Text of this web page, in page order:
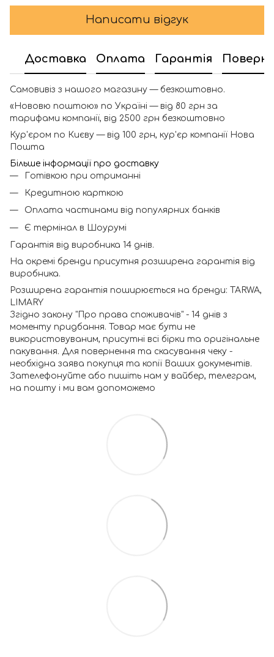
Написати відгук
Доставка Оплата Гарантія
Самовивіз з нашого магазину — безкоштовно.
«Нововю поштою» по Україні — від 80 грн за
тарифами компанії, від 2500 грн безкоштовно
Кур'єром по Києву — від 100 грн, кур'єр компанії Нова
Пошта
Більше інформації про доставку
Готівкою при отриманні
Кредитною карткою
Оплата частинами від популярних банків
Є термінал в Шоурумі
Гарантія від виробника 14 днів.
На окремі бренди присутня розширена гарантія від
виробника.
Розширена гарантія поширюється на бренди: TARWA,
LIMARY
Згідно закону "Про права споживачів" - 14 днів з
моменту придбання. Товар має бути не
використовуваним, присутні всі бірки та оригінальне
пакування. Для повернення та скасування чеку -
необхідна заява покупця та копії Ваших документів.
Зателефонуйте або пишіть нам у вайбер, телеграм,
на пошту і ми вам допоможемо